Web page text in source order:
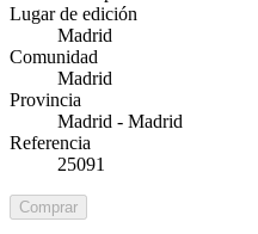
Lugar de edición
Madrid
Comunidad
Madrid
Provincia
Madrid - Madrid
Referencia
25091
Comprar